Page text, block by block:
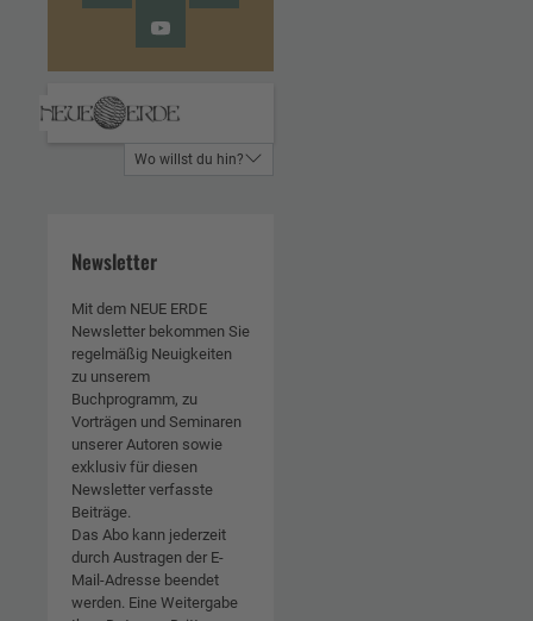
YouTube
Wo willst du hin?
Newsletter
Mit dem NEUE ERDE
Newsletter bekommen Sie
regelmäßig Neuigkeiten
zu unserem
Buchprogramm, zu
Vorträgen und Seminaren
unserer Autoren sowie
exklusiv für diesen
Newsletter verfasste
Beiträge.
Das Abo kann jederzeit
durch Austragen der E-
Mail-Adresse beendet
werden. Eine Weitergabe